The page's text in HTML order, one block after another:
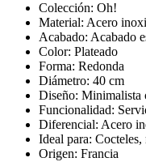
Colección: Oh!
Material: Acero
Acabado: Acabado
Color: Plateado
Forma: Redonda
Diámetro: 40 cm
Diseño: Minimalista
Funcionalidad:
Diferencial: Acero
Ideal para:
Origen: Francia